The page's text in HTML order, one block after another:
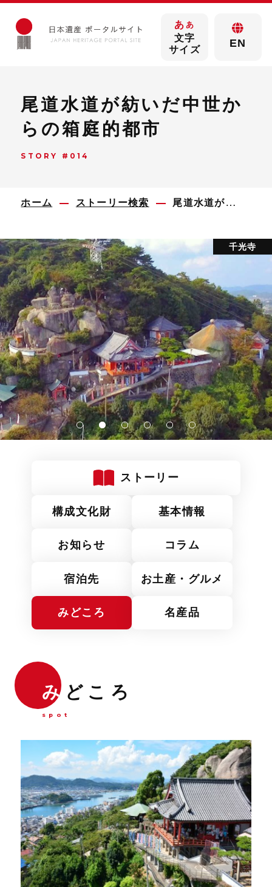
あ あ
文字
サイズ
EN
尾道水道が紡いだ中世か
らの箱庭的都市
STORY #014
ホーム ストーリー検索 尾道水道が紡いだ中世からの箱庭的都市
千光寺
ストーリー
構成文化財 基本情報
お知らせ コラム
宿泊先 お土産・グルメ
みどころ 名産品
み どころ
spot